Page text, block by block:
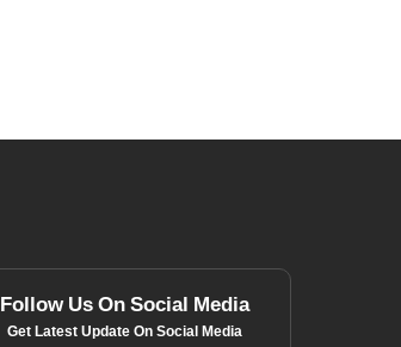
Follow Us On Social Media
Get Latest Update On Social Media